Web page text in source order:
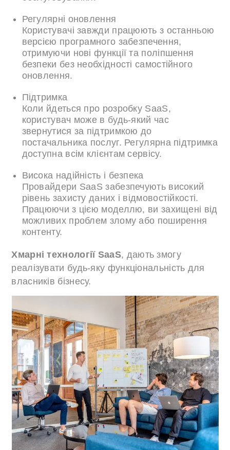
Регулярні оновлення
Користувачі завжди працюють з останньою
версією програмного забезпечення,
отримуючи нові функції та поліпшення
безпеки без необхідності самостійного
оновлення.
Підтримка
Коли йдеться про розробку SaaS,
користувач може в будь-який час
звернутися за підтримкою до
постачальника послуг. Регулярна підтримка
доступна всім клієнтам сервісу.
Висока надійність і безпека
Провайдери SaaS забезпечують високий
рівень захисту даних і відмовостійкості.
Працюючи з цією моделлю, ви захищені від
можливих проблем злому або поширення
контенту.
Хмарні технології SaaS, дають змогу
реалізувати будь-яку функціональність для
власників бізнесу.